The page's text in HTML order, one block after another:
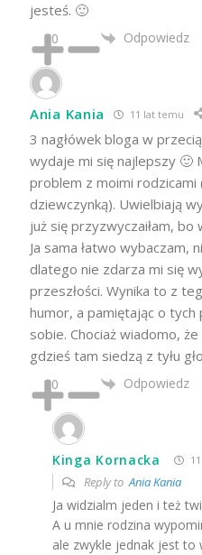
jesteś. 🙂
0 Odpowiedz
Ania Kania 11 lat temu
3 nagłówek bloga w
wydaje mi się najlepszy 🙂
problem z moimi rodzicami
dziewczynką). Uwielbiają
już się przyzwyczaiłam, bo
Ja sama łatwo wybaczam,
dlatego nie zdarza mi się
przeszłości. Wynika to z
humor, a pamiętając o tych
sobie. Chociaż wiadomo,
gdzieś tam siedzą z tyłu
0 Odpowiedz
Kinga Kornacka
Reply toAnia Kania
Ja widzialm jeden i też
A u mnie rodzina
ale zwykle jednak jest to